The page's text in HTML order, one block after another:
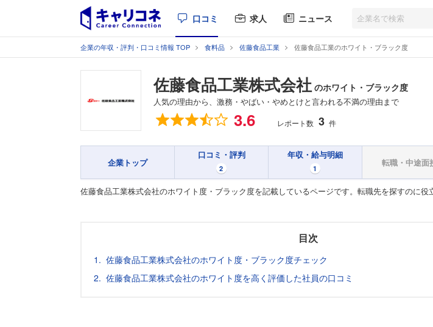
口コミ 求人 ニュース
企業の年収・評判・口コミ情報 TOP 食料品 佐藤食品工業 佐藤食品工業のホワイト・ブラック度
佐藤食品工業株式会社 のホワイト・ブラック度
人気の理由から、激務・やばい・やめとけと言われる不満の理由まで
総合評価 3.6 レポート数 3 件
企業トップ
口コミ・評判
2
年収・給与明細
1
転職・中途面
佐藤食品工業株式会社のホワイト度・ブラック度を記載しているページです。転職先を探すのに役
目次
佐藤食品工業株式会社のホワイト度・ブラック度チェック
佐藤食品工業株式会社のホワイト度を高く評価した社員の口コミ